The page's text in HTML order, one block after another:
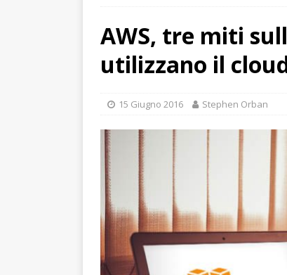
AWS, tre miti
utilizzano il
15 Giugno 2016 Stephen Orban